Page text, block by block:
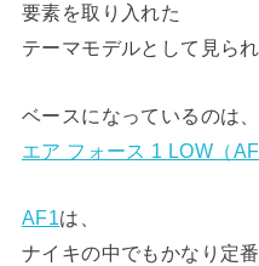
要素を取り入れた
テーマモデルとして見られ
ベースになっているのは、
エア フォース 1 LOW（
AF1は、
ナイキの中でもかなり定